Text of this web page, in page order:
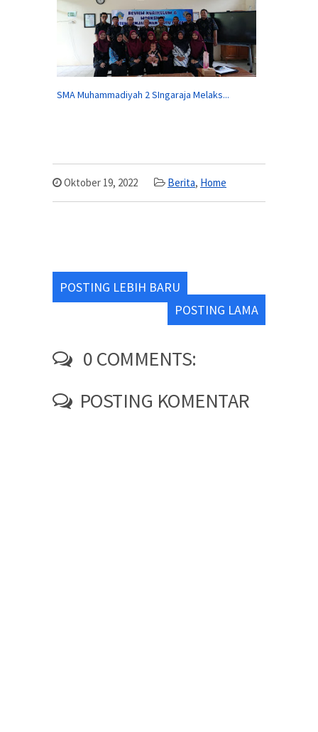
SMA Muhammadiyah 2 SIngaraja Melaks...
Oktober 19, 2022 Berita, Home
POSTING LEBIH BARU
POSTING LAMA
0 COMMENTS:
POSTING KOMENTAR